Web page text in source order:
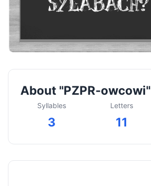
About "PZPR-owcowi"
Syllables
3
Letters
11